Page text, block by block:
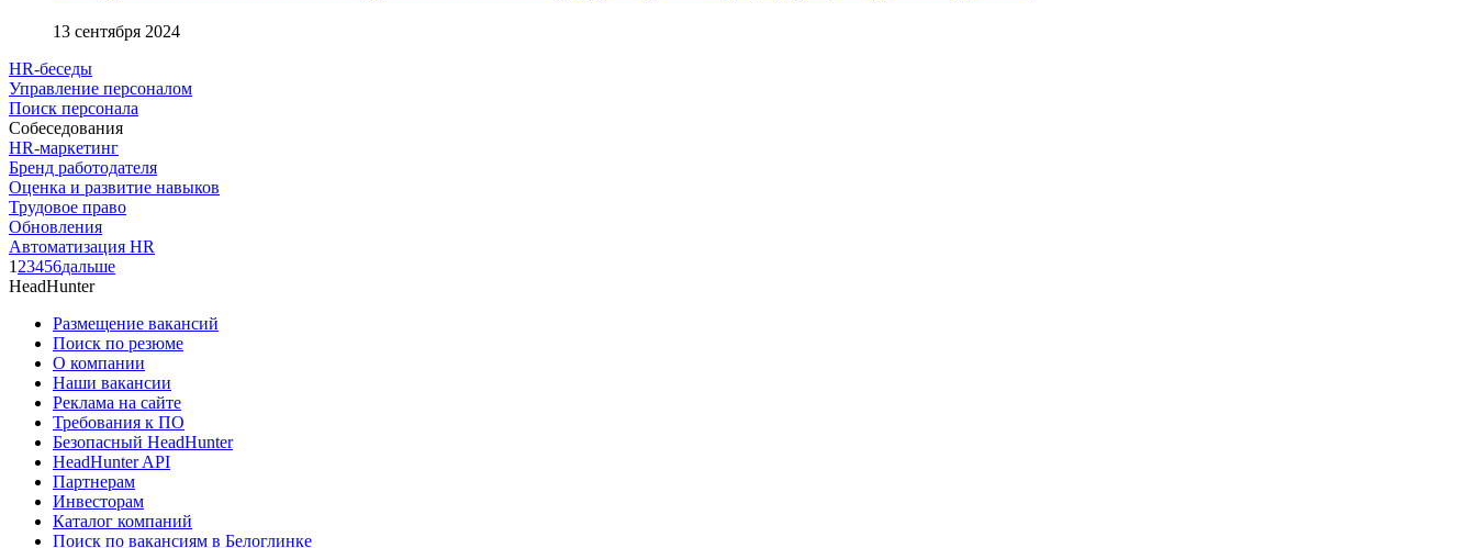
13 сентября 2024
HR-беседы
Управление персоналом
Поиск персонала
Собеседования
HR-маркетинг
Бренд работодателя
Оценка и развитие навыков
Трудовое право
Обновления
Автоматизация HR
1 23456дальше
HeadHunter
Размещение вакансий
Поиск по резюме
О компании
Наши вакансии
Реклама на сайте
Требования к ПО
Безопасный HeadHunter
HeadHunter API
Партнерам
Инвесторам
Каталог компаний
Поиск по вакансиям в Белоглинке